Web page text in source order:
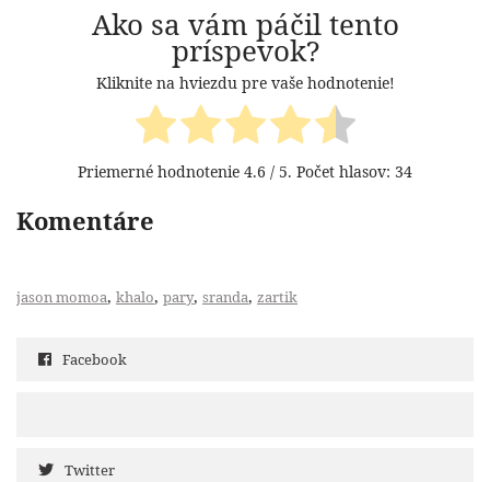
Ako sa vám páčil tento
príspevok?
Kliknite na hviezdu pre vaše hodnotenie!
Priemerné hodnotenie 4.6 / 5. Počet hlasov: 34
Komentáre
jason momoa, khalo, pary, sranda, zartik
Facebook
Twitter